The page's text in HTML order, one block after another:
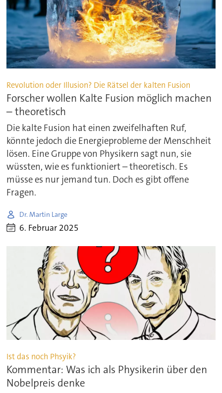
Revolution oder Illusion? Die Rätsel der kalten Fusion
Forscher wollen Kalte Fusion möglich machen
– theoretisch
Die kalte Fusion hat einen zweifelhaften Ruf,
könnte jedoch die Energieprobleme der Menschheit
lösen. Eine Gruppe von Physikern sagt nun, sie
wüssten, wie es funktioniert – theoretisch. Es
müsse es nur jemand tun. Doch es gibt offene
Fragen.
Dr. Martin Large
6. Februar 2025
Ist das noch Phsyik?
Kommentar: Was ich als Physikerin über den
Nobelpreis denke